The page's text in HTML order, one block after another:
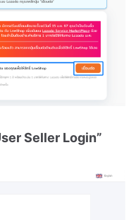
Seller Login”